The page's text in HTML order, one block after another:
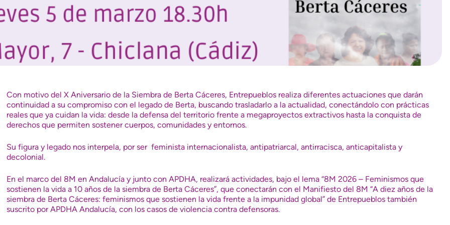
Con motivo del X Aniversario de la Siembra de Berta Cáceres, Entrepueblos realiza diferentes actuaciones que darán
continuidad a su compromiso con el legado de Berta, buscando trasladarlo a la actualidad, conectándolo con prácticas
reales que ya cuidan la vida: desde la defensa del territorio frente a megaproyectos extractivos hasta la conquista de
derechos que permiten sostener cuerpos, comunidades y entornos.
Su figura y legado nos interpela, por ser feminista internacionalista, antipatriarcal, antirracisca, anticapitalista y
decolonial.
En el marco del 8M en Andalucía y junto con APDHA, realizará actividades, bajo el lema “8M 2026 – Feminismos que
sostienen la vida a 10 años de la siembra de Berta Cáceres”, que conectarán con el Manifiesto del 8M “A diez años de la
siembra de Berta Cáceres: feminismos que sostienen la vida frente a la impunidad global” de Entrepueblos también
suscrito por APDHA Andalucía, con los casos de violencia contra defensoras.